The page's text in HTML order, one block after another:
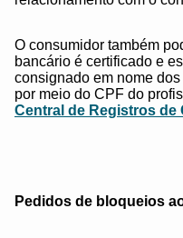
O consumidor também
bancário é certificado e
consignado em nome
por meio do CPF do
Central de Registros
Pedidos de bloqueios